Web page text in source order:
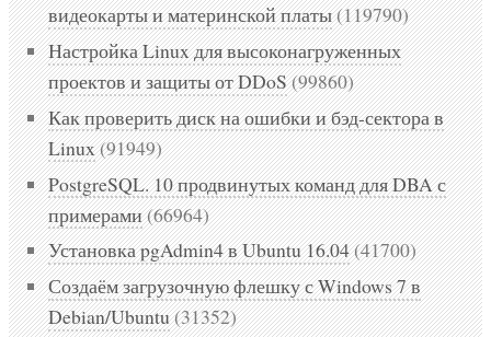
видеокарты и материнской платы(119790)
Настройка Linux для высоконагруженных
проектов и защиты от DDoS(99860)
Как проверить диск на ошибки и бэд-сектора в
Linux(91949)
PostgreSQL. 10 продвинутых команд для DBA с
примерами(66964)
Установка pgAdmin4 в Ubuntu 16.04(41700)
Создаём загрузочную флешку с Windows 7 в
Debian/Ubuntu(31352)